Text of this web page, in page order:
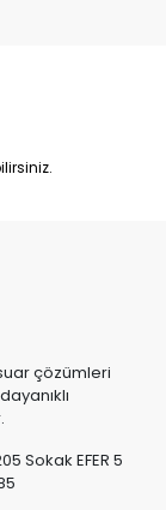
çözümleri
Sokak EFER 5